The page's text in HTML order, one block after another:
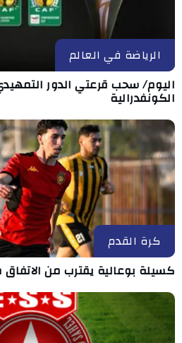
الرياضة في العالم
اليوم/ سحب قرعتي الدور
الكونفدرالية
كرة القدم
كسيلة بوعالية يقترب من